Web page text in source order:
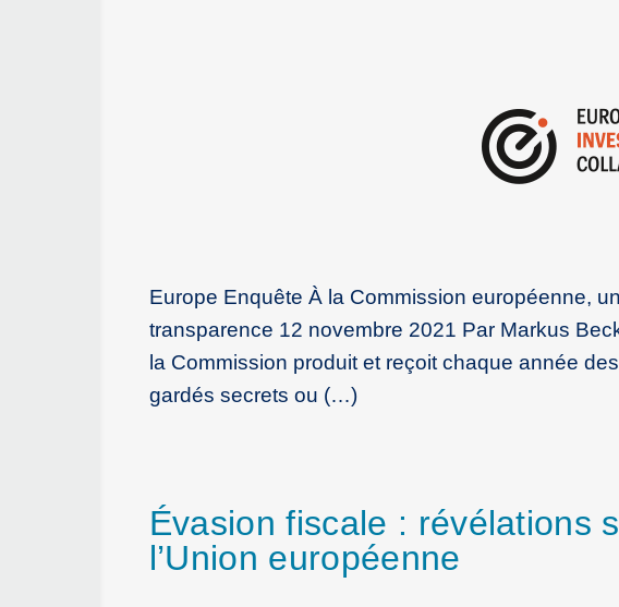
Europe Enquête À la Commission européenne,
transparence 12 novembre 2021 Par Markus
la Commission produit et reçoit chaque année
gardés secrets ou (…)
Évasion fiscale : révélations
l’Union européenne